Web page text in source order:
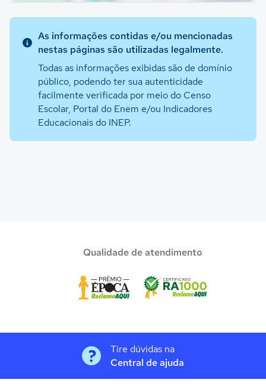
As informações contidas e/ou mencionadas
nestas páginas são utilizadas legalmente.
Todas as informações exibidas são de domínio
público, podendo ter sua autenticidade
facilmente verificada por meio do Censo
Escolar, Portal do Enem e/ou Indicadores
Educacionais do INEP.
Qualidade de atendimento
Tire dúvidas na
Central de ajuda